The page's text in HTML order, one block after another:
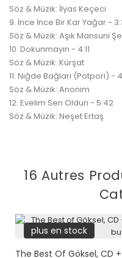
Söz & Müzik: İlyas Keçeci
9. İnce İnce Bir Kar Yağar -
Söz & Müzik: Aşık Mansuni
10. Dokunmayın - 4:11
Söz & Müzik: Kürşat
11. Niğde Bağları (Potpori) -
Söz & Müzik: Anonim
12. Evelim Sen Oldun - 5:42
Söz & Müzik: Neşet Ertaş
16 Autres
plus en stock
The Best Of Göksel, CD +